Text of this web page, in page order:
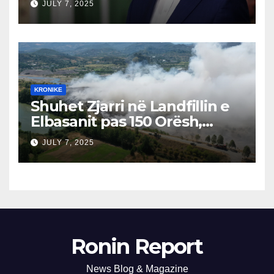
Përgjegjës
JULY 7, 2025
KRONIKE
Shuhet Zjarri në Landfillin e
Elbasanit pas 150 Orësh,
Fillon Vlerësimi i Dëmeve
JULY 7, 2025
Ronin Report
News Blog & Magazine